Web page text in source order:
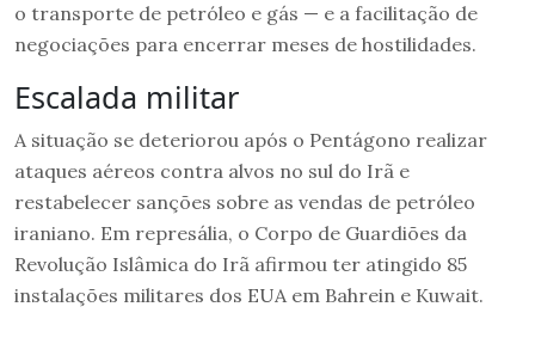
o transporte de petróleo e gás — e a facilitação de
negociações para encerrar meses de hostilidades.
Escalada militar
A situação se deteriorou após o Pentágono realizar
ataques aéreos contra alvos no sul do Irã e
restabelecer sanções sobre as vendas de petróleo
iraniano. Em represália, o Corpo de Guardiões da
Revolução Islâmica do Irã afirmou ter atingido 85
instalações militares dos EUA em Bahrein e Kuwait.